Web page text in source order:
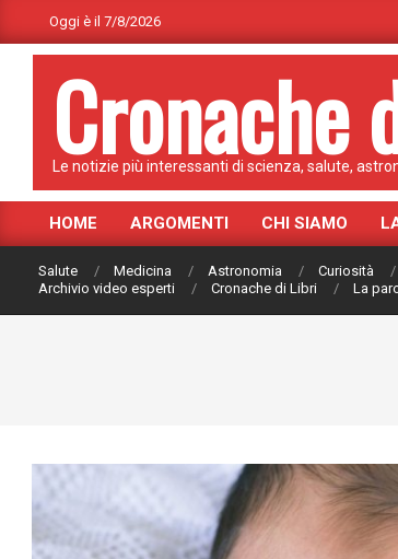
to
Oggi è il 7/8/2026
Cronache
Le notizie più interessanti di scienza, salute,
Primary
Navigation
Menu
HOME ARGOMENTI CHI SIAMO
Salute Medicina Astronomia Curiosità
Archivio video esperti
Cronache di Libri La